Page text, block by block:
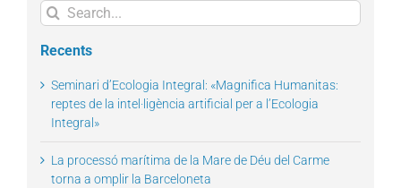
Search
for:
Recents
Seminari d’Ecologia Integral: «Magnifica Humanitas:
reptes de la intel·ligència artificial per a l’Ecologia
Integral»
La processó marítima de la Mare de Déu del Carme
torna a omplir la Barceloneta